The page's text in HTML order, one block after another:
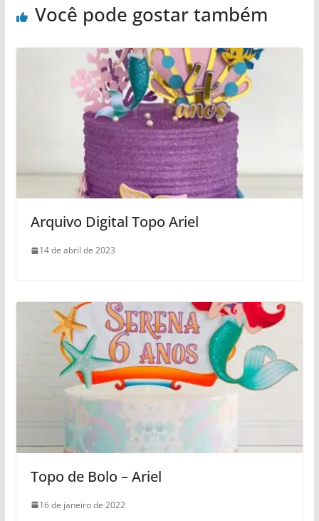
Você pode gostar também
Arquivo Digital Topo Ariel
14 de abril de 2023
Topo de Bolo – Ariel
16 de janeiro de 2022